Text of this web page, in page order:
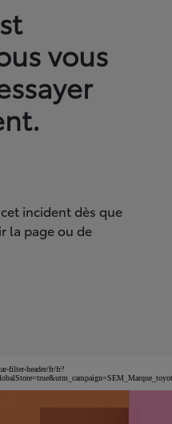
vous
incident dès que
la page ou de
filter-header/fr/fr?